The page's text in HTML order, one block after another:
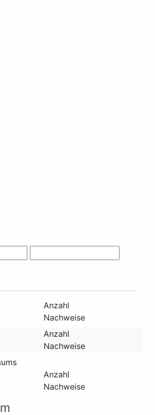
Anzahl
Nachweise
Anzahl
Nachweise
Anzahl
Nachweise